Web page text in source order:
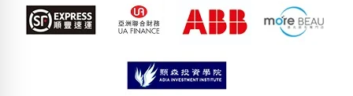
清除全部分類
搜尋